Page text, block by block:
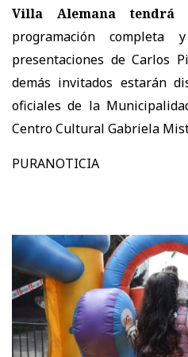
Villa Alemana tendrá
programación
presentaciones de Carlos
demás invitados estarán
oficiales de la
Centro Cultural Gabriela
PURANOTICIA